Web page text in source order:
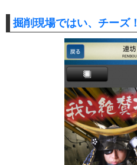
掘削現場ではい、チーズ！